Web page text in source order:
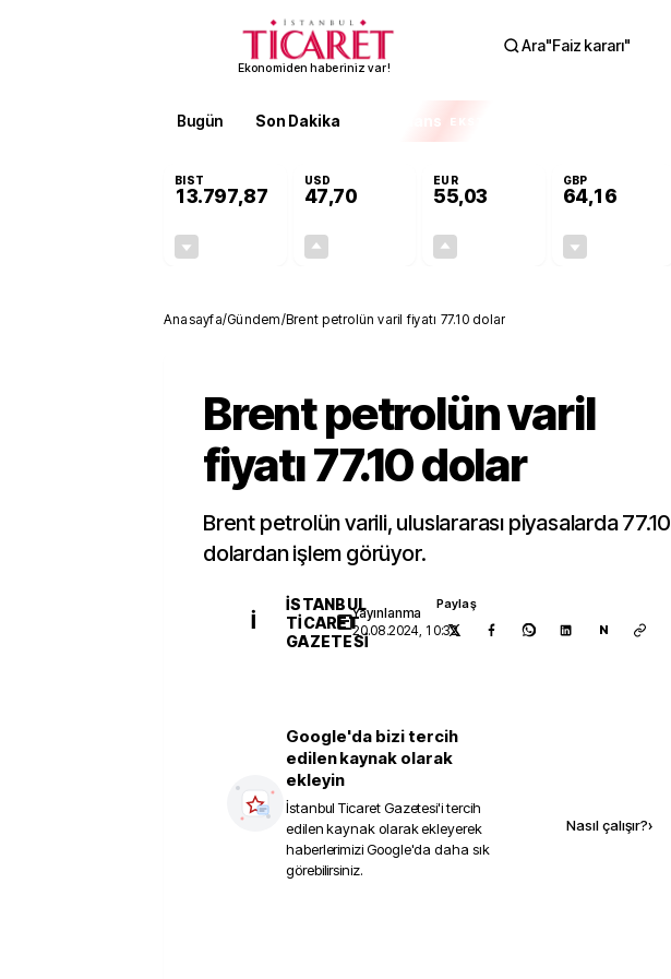
Ekonomiden haberiniz var!
Ara"Faiz kararı"
Bugün Son Dakika Finans EKSTRA
BIST
13.797,87
USD
47,70
EUR
55,03
GBP
64,16
Anasayfa/Gündem/Brent petrolün varil fiyatı 77.10 dolar
Brent petrolün varil
fiyatı 77.10 dolar
Brent petrolün varili, uluslararası piyasalarda 77.10
dolardan işlem görüyor.
İ
İSTANBUL
TICARET
GAZETESI
Yayınlanma
20.08.2024, 10:32
Paylaş
N
Google'da bizi tercih
edilen kaynak olarak
ekleyin
İstanbul Ticaret Gazetesi'i tercih
edilen kaynak olarak ekleyerek
haberlerimizi Google'da daha sık
görebilirsiniz.
Nasıl çalışır?›